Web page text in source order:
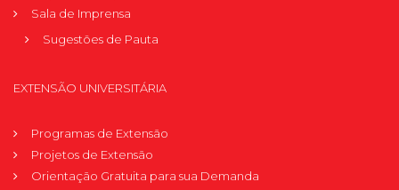
Sala de Imprensa
Sugestões de Pauta
EXTENSÃO UNIVERSITÁRIA
Programas de Extensão
Projetos de Extensão
Orientação Gratuita para sua Demanda